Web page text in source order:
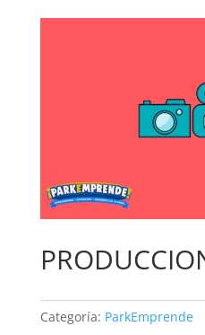
Categoría: ParkEmprende